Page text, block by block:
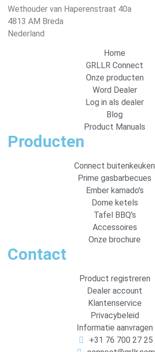
Wethouder van Haperenstraat 40a
4813 AM Breda
Nederland
Home
GRLLR Connect
Onze producten
Word Dealer
Log in als dealer
Blog
Product Manuals
Producten
Connect buitenkeuken
Prime gasbarbecues
Ember kamado's
Dome ketels
Tafel BBQ's
Accessoires
Onze brochure
Contact
Product registreren
Dealer account
Klantenservice
Privacybeleid
Informatie aanvragen
+31 76 700 27 25